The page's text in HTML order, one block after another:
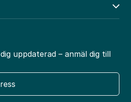
uppdaterad – anmäl dig till